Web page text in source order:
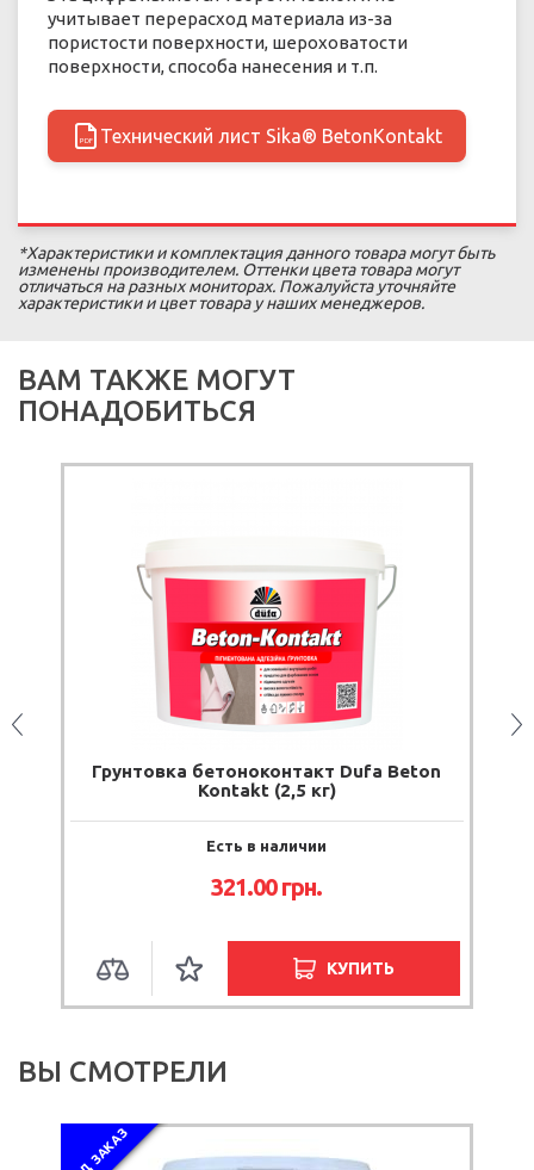
учитывает перерасход материала из-за
пористости поверхности, шероховатости
поверхности, способа нанесения и т.п.
PDF Технический лист Sika® BetonKontakt
*Характеристики и комплектация данного товара могут быть
изменены производителем. Оттенки цвета товара могут
отличаться на разных мониторах. Пожалуйста уточняйте
характеристики и цвет товара у наших менеджеров.
ВАМ ТАКЖЕ МОГУТ
ПОНАДОБИТЬСЯ
Dufa Beton
КУПИТЬ
Грунтовка бетонконтакт
ВЫ СМОТРЕЛИ